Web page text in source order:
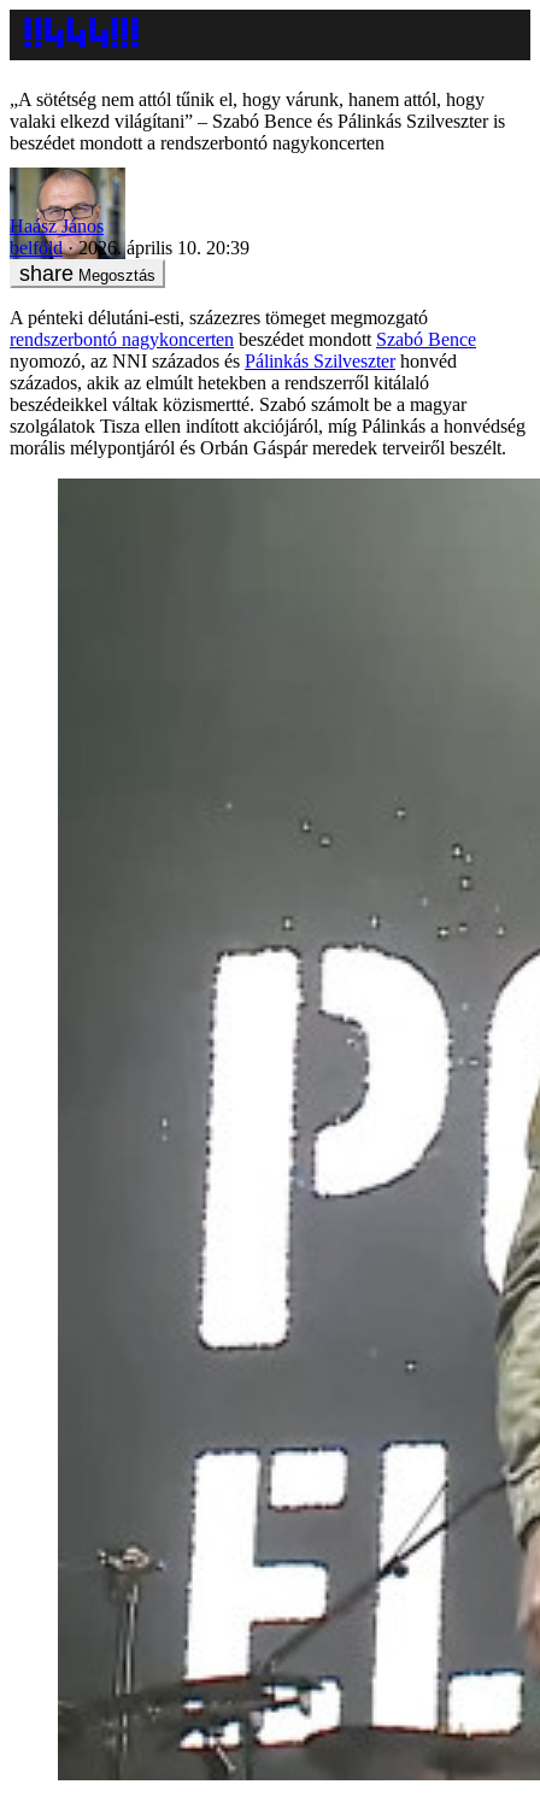
„A sötétség nem attól tűnik el, hogy várunk, hanem attól, hogy
valaki elkezd világítani” – Szabó Bence és Pálinkás Szilveszter is
beszédet mondott a rendszerbontó nagykoncerten
Haász János
belföld
2026. április 10. 20:39
Megosztás
A pénteki délutáni-esti, százezres tömeget megmozgató
rendszerbontó nagykoncerten beszédet mondott Szabó Bence
nyomozó, az NNI százados és Pálinkás Szilveszterhonvéd
százados, akik az elmúlt hetekben a rendszerről kitálaló
beszédeikkel váltak közismertté. Szabó számolt be a magyar
szolgálatok Tisza ellen indított akciójáról, míg Pálinkás a honvédség
morális mélypontjáról és Orbán Gáspár meredek terveiről beszélt.